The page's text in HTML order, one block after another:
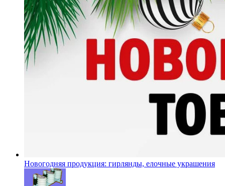
Новогодняя продукция: гирлянды, елочные украшения